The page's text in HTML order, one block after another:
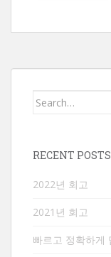
Search
RECENT POSTS
2022년 회고
2021년 회고
빠르고 정확하게